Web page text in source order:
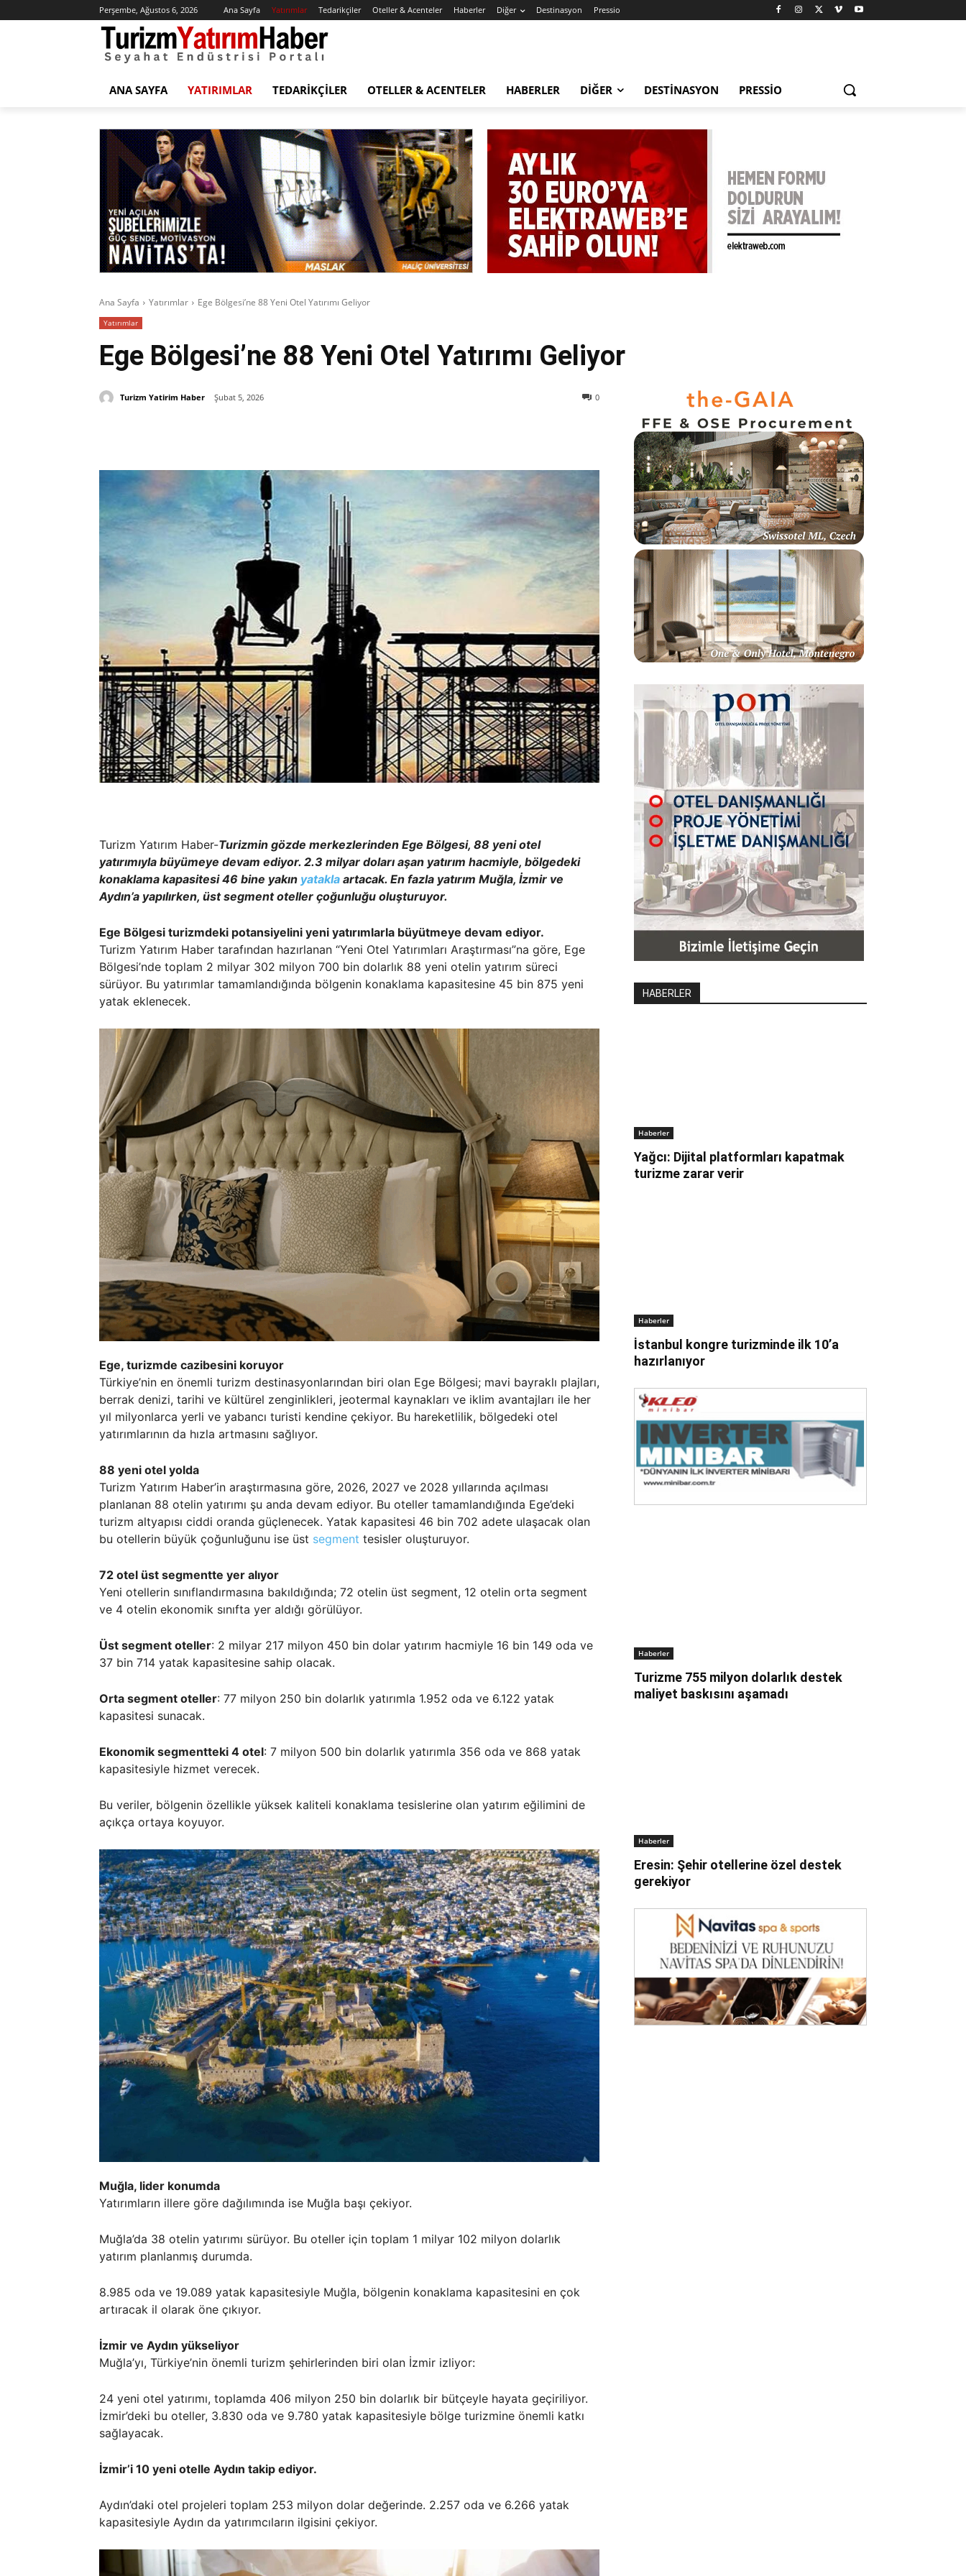
Perşembe, Ağustos 6, 2026 Ana Sayfa Yatırımlar Tedarikçiler Oteller & Acenteler Haberler Diğer Destinasyon Pressio
ANA SAYFA YATIRIMLAR TEDARIKÇILER OTELLER & ACENTELER HABERLER DIĞER DESTINASYON PRESSIO
Ana Sayfa Yatırımlar Ege Bölgesi’ne 88 Yeni Otel Yatırımı Geliyor
Yatırımlar
Ege Bölgesi’ne 88 Yeni Otel Yatırımı Geliyor
0
Turizm Yatirim Haber Şubat 5, 2026
Turizm Yatırım Haber-Turizmin gözde merkezlerinden Ege Bölgesi, 88 yeni otel
yatırımıyla büyümeye devam ediyor. 2.3 milyar doları aşan yatırım hacmiyle, bölgedeki
konaklama kapasitesi 46 bine yakın yatakla artacak. En fazla yatırım Muğla, İzmir ve
Aydın’a yapılırken, üst segment oteller çoğunluğu oluşturuyor.
Ege Bölgesi turizmdeki potansiyelini yeni yatırımlarla büyütmeye devam ediyor.
Turizm Yatırım Haber tarafından hazırlanan “Yeni Otel Yatırımları Araştırması”na göre, Ege
Bölgesi’nde toplam 2 milyar 302 milyon 700 bin dolarlık 88 yeni otelin yatırım süreci
sürüyor. Bu yatırımlar tamamlandığında bölgenin konaklama kapasitesine 45 bin 875 yeni
yatak eklenecek.
Ege, turizmde cazibesini koruyor
Türkiye’nin en önemli turizm destinasyonlarından biri olan Ege Bölgesi; mavi bayraklı plajları,
berrak denizi, tarihi ve kültürel zenginlikleri, jeotermal kaynakları ve iklim avantajları ile her
yıl milyonlarca yerli ve yabancı turisti kendine çekiyor. Bu hareketlilik, bölgedeki otel
yatırımlarının da hızla artmasını sağlıyor.
88 yeni otel yolda
Turizm Yatırım Haber’in araştırmasına göre, 2026, 2027 ve 2028 yıllarında açılması
planlanan 88 otelin yatırımı şu anda devam ediyor. Bu oteller tamamlandığında Ege’deki
turizm altyapısı ciddi oranda güçlenecek. Yatak kapasitesi 46 bin 702 adete ulaşacak olan
bu otellerin büyük çoğunluğunu ise üst segment tesisler oluşturuyor.
72 otel üst segmentte yer alıyor
Yeni otellerin sınıflandırmasına bakıldığında; 72 otelin üst segment, 12 otelin orta segment
ve 4 otelin ekonomik sınıfta yer aldığı görülüyor.
Üst segment oteller: 2 milyar 217 milyon 450 bin dolar yatırım hacmiyle 16 bin 149 oda ve
37 bin 714 yatak kapasitesine sahip olacak.
Orta segment oteller: 77 milyon 250 bin dolarlık yatırımla 1.952 oda ve 6.122 yatak
kapasitesi sunacak.
Ekonomik segmentteki 4 otel: 7 milyon 500 bin dolarlık yatırımla 356 oda ve 868 yatak
kapasitesiyle hizmet verecek.
Bu veriler, bölgenin özellikle yüksek kaliteli konaklama tesislerine olan yatırım eğilimini de
açıkça ortaya koyuyor.
Muğla, lider konumda
Yatırımların illere göre dağılımında ise Muğla başı çekiyor.
Muğla’da 38 otelin yatırımı sürüyor. Bu oteller için toplam 1 milyar 102 milyon dolarlık
yatırım planlanmış durumda.
8.985 oda ve 19.089 yatak kapasitesiyle Muğla, bölgenin konaklama kapasitesini en çok
artıracak il olarak öne çıkıyor.
İzmir ve Aydın yükseliyor
Muğla’yı, Türkiye’nin önemli turizm şehirlerinden biri olan İzmir izliyor:
24 yeni otel yatırımı, toplamda 406 milyon 250 bin dolarlık bir bütçeyle hayata geçiriliyor.
İzmir’deki bu oteller, 3.830 oda ve 9.780 yatak kapasitesiyle bölge turizmine önemli katkı
sağlayacak.
İzmir’i 10 yeni otelle Aydın takip ediyor.
Aydın’daki otel projeleri toplam 253 milyon dolar değerinde. 2.257 oda ve 6.266 yatak
kapasitesiyle Aydın da yatırımcıların ilgisini çekiyor.
HABERLER
Haberler
Yağcı: Dijital platformları kapatmak
turizme zarar verir
Haberler
İstanbul kongre turizminde ilk 10’a
hazırlanıyor
Haberler
Turizme 755 milyon dolarlık destek
maliyet baskısını aşamadı
Haberler
Eresin: Şehir otellerine özel destek
gerekiyor